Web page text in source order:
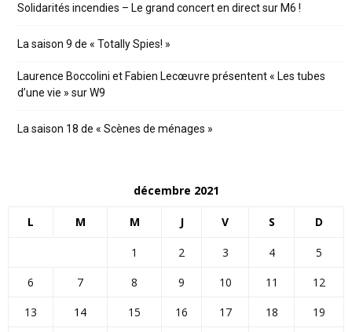
Solidarités incendies – Le grand concert en direct sur M6 !
La saison 9 de « Totally Spies! »
Laurence Boccolini et Fabien Lecœuvre présentent « Les tubes
d’une vie » sur W9
La saison 18 de « Scènes de ménages »
décembre 2021
L M M J V S D
1 2 3 4
5
6
7 8 9 10 11
12
13
14 15 16 17 18
19